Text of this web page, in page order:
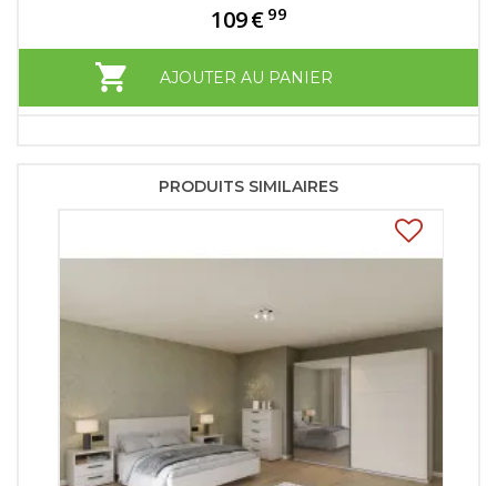
109€ 99
AJOUTER AU PANIER
PRODUITS SIMILAIRES